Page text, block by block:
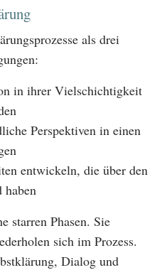
als drei
in ihrer Vielschichtigkeit
Perspektiven in einen
entwickeln, die über den
haben
starren Phasen. Sie
sich im Prozess.
Dialog und